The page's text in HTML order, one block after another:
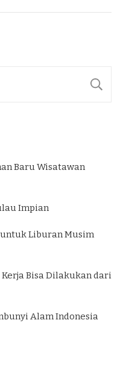
Baru Wisatawan
Impian
Liburan Musim
Bisa Dilakukan dari
Alam Indonesia